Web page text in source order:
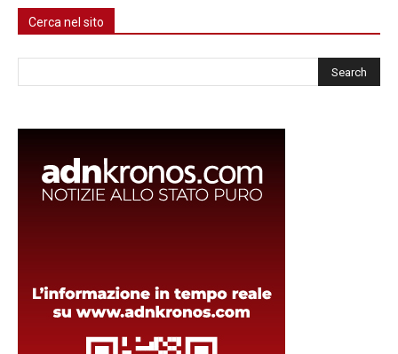
Cerca nel sito